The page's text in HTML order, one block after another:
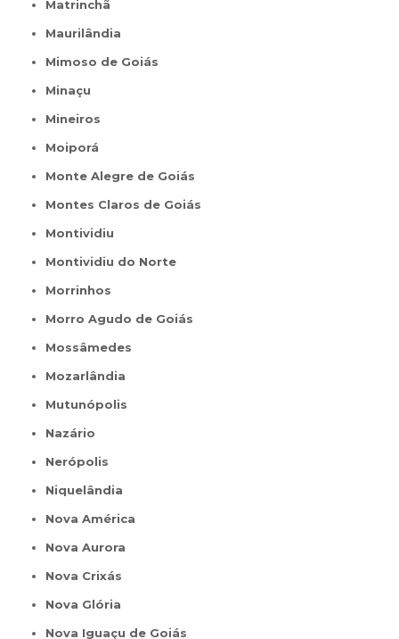
Matrinchã
Maurilândia
Mimoso de Goiás
Minaçu
Mineiros
Moiporá
Monte Alegre de Goiás
Montes Claros de Goiás
Montividiu
Montividiu do Norte
Morrinhos
Morro Agudo de Goiás
Mossâmedes
Mozarlândia
Mutunópolis
Nazário
Nerópolis
Niquelândia
Nova América
Nova Aurora
Nova Crixás
Nova Glória
Nova Iguaçu de Goiás